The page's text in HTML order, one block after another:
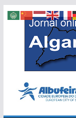
Skip
content